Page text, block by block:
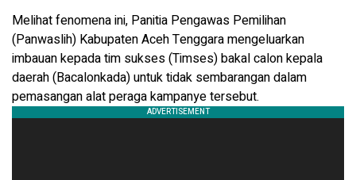
Melihat fenomena ini, Panitia Pengawas Pemilihan
(Panwaslih) Kabupaten Aceh Tenggara mengeluarkan
imbauan kepada tim sukses (Timses) bakal calon kepala
daerah (Bacalonkada) untuk tidak sembarangan dalam
pemasangan alat peraga kampanye tersebut.